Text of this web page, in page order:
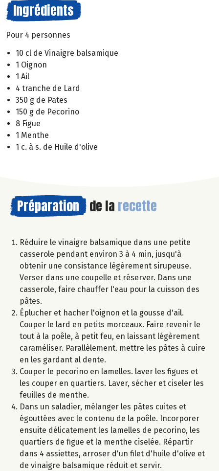
Ingrédients
Pour 4 personnes
10 cl de Vinaigre balsamique
1 Oignon
1 Ail
4 tranche de Lard
350 g de Pates
150 g de Pecorino
8 Figue
1 Menthe
1 c. à s. de Huile d'olive
Préparation de la recette
Réduire le vinaigre balsamique dans une petite
casserole pendant environ 3 à 4 min, jusqu'à
obtenir une consistance légèrement sirupeuse.
Verser dans une coupelle et réserver. Dans une
casserole, faire chauffer l'eau pour la cuisson des
pâtes.
Éplucher et hacher l'oignon et la gousse d'ail.
Couper le lard en petits morceaux. Faire revenir le
tout à la poêle, à petit feu, en laissant légèrement
caraméliser. Parallèlement. mettre les pâtes à cuire
en les gardant al dente.
Couper le pecorino en lamelles. laver les figues et
les couper en quartiers. Laver, sécher et ciseler les
feuilles de menthe.
Dans un saladier, mélanger les pâtes cuites et
égouttées avec le contenu de la poêle. Incorporer
ensuite délicatement les lamelles de pecorino, les
quartiers de figue et la menthe ciselée. Répartir
dans 4 assiettes, arroser d'un filet d'huile d'olive et
de vinaigre balsamique réduit et servir.